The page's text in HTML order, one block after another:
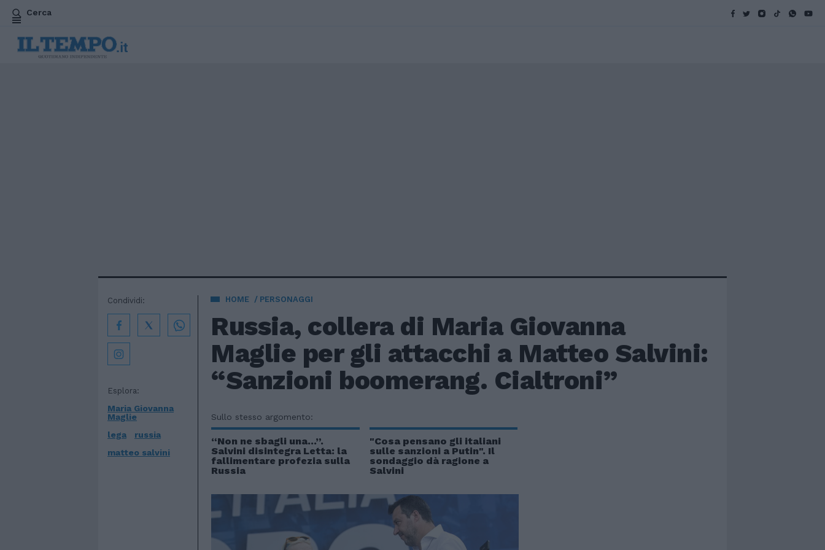
Cerca
HOME PERSONAGGI
Russia, collera di Maria Giovanna
Maglie per gli attacchi a Matteo Salvini:
“Sanzioni boomerang. Cialtroni”
Esplora:
Maria Giovanna
Maglie
lega
russia
matteo salvini
Condividi:
Sullo stesso argomento:
“Non ne sbagli una...”.
Salvini disintegra Letta: la
fallimentare profezia sulla
Russia
"Cosa pensano gli italiani
sulle sanzioni a Putin". Il
sondaggio dà ragione a
Salvini